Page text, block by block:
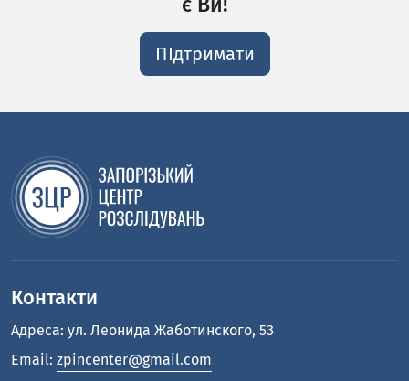
ПІдтримати
Контакти
Адреса: ул. Леонида Жаботинского, 53
Email: zpincenter@gmail.com